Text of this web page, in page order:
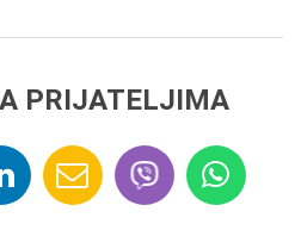
PRIJATELJIMA